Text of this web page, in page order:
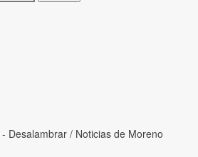
- Desalambrar / Noticias de Moreno